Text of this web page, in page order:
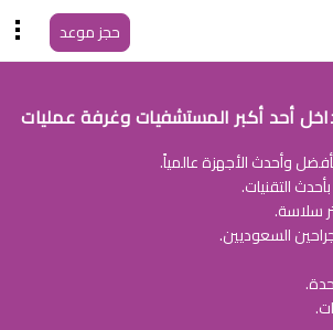
حجز موعد
أحد أكبر المستشفيات وغرفة عمليات
وأحدث الأجهزة عالمياً.
التقنيات.
سلاسة.
السعوديين.